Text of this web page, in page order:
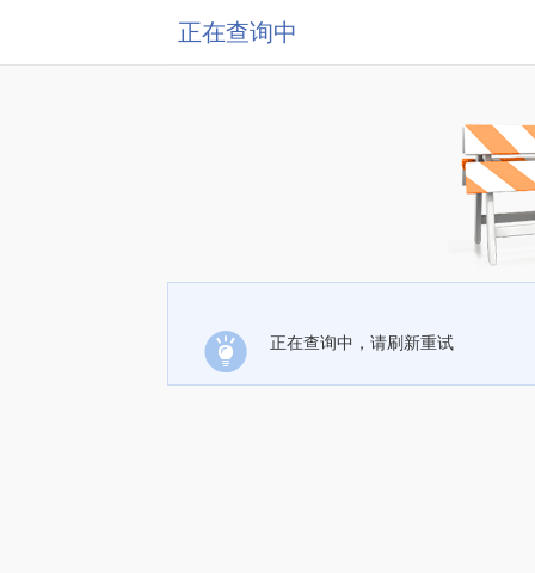
正在查询中
正在查询中，请刷新重试